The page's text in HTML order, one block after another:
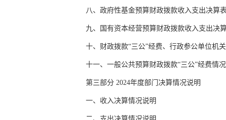
八、政府性基金预算财政拨款收入支出决算表
九、国有资本经营预算财政拨款收入支出决
十、财政拨款“三公”经费、行政参公单位机
十一、一般公共预算财政拨款“三公”经费情
第三部分 2024年度部门决算情况说明
一、收入决算情况说明